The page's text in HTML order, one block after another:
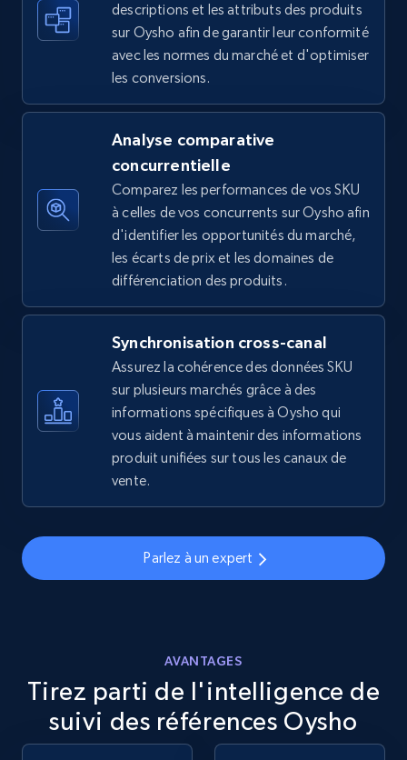
Amazon sellers info
Seller id, URL, Seller name, Description, Detailed
info, Stars, Feedbacks, Return policy, and more.
2.5K+ 378+ Commencer
eBay
URL, Product id, Title, Seller name, Seller rating,
Seller reviews, Breadcrumbs, Root category, and
2.5K+ 359+ Commencer
eBay - Gather data on products using
specified keywords
URL, Product id, Title, Seller name, Seller rating,
Seller reviews, Breadcrumbs, Root category, and
URL, Product id, Title, Seller name, Seller rating,
Seller reviews, Breadcrumbs, Root category, and
more.
descriptions et les attributs des produits
sur Oysho afin de garantir leur conformité
avec les normes du marché et d'optimiser
les conversions.
Analyse comparative
concurrentielle
Comparez les performances de vos SKU
à celles de vos concurrents sur Oysho afin
d'identifier les opportunités du marché,
les écarts de prix et les domaines de
différenciation des produits.
Synchronisation cross-canal
Assurez la cohérence des données SKU
sur plusieurs marchés grâce à des
informations spécifiques à Oysho qui
vous aident à maintenir des informations
produit unifiées sur tous les canaux de
vente.
Parlez à un expert
AVANTAGES
Tirez parti de l'intelligence de
suivi des références Oysho